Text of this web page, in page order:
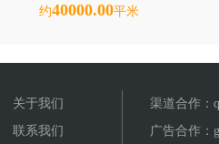
约40000.00平米
关于我们
联系我们
渠道合作：
广告合作：